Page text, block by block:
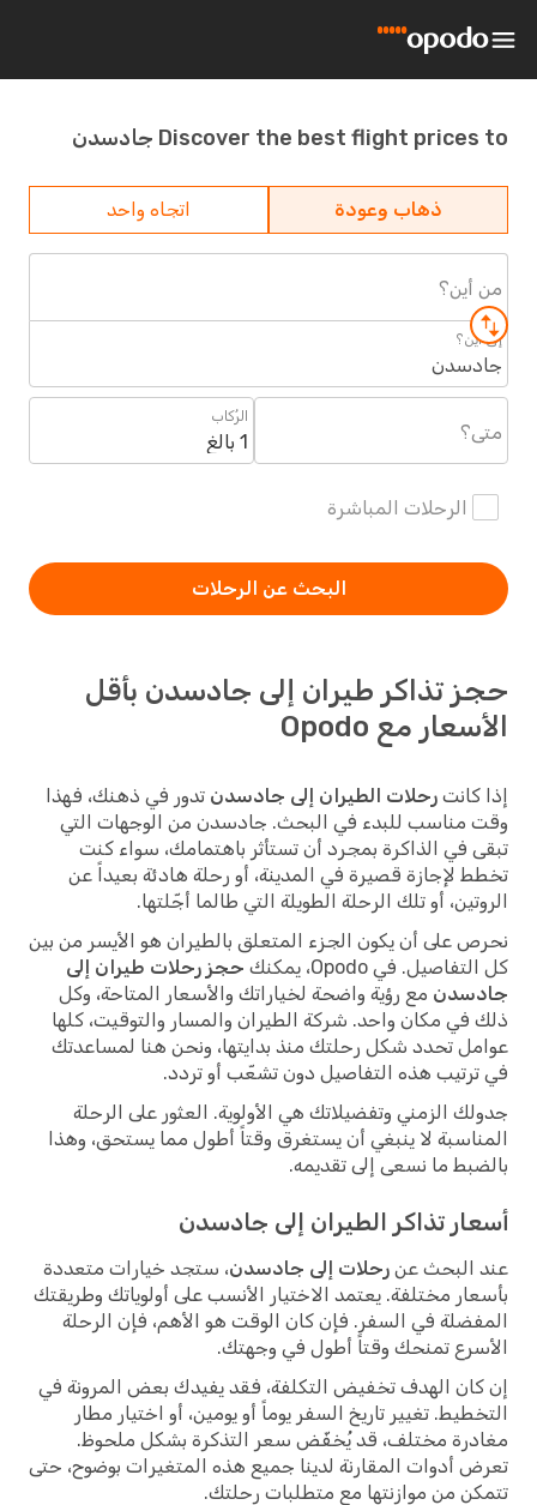
Discover the best flight prices to جادسدن
ذهاب وعودة اتجاه واحد
من أين؟
إلى أين؟
جادسدن
متى؟
الرُكاب
1 بالغ
الرحلات المباشرة
البحث عن الرحلات
حجز تذاكر طيران إلى جادسدن بأقل
الأسعار مع Opodo
إذا كانت رحلات الطيران إلى جادسدن تدور في ذهنك، فهذا
وقت مناسب للبدء في البحث. جادسدن من الوجهات التي
تبقى في الذاكرة بمجرد أن تستأثر باهتمامك، سواء كنت
تخطط لإجازة قصيرة في المدينة، أو رحلة هادئة بعيداً عن
الروتين، أو تلك الرحلة الطويلة التي طالما أجّلتها.
نحرص على أن يكون الجزء المتعلق بالطيران هو الأيسر من بين
كل التفاصيل. في Opodo، يمكنك
حجز رحلات طيران إلى
جادسدن مع رؤية واضحة لخياراتك والأسعار المتاحة، وكل
ذلك في مكان واحد. شركة الطيران والمسار والتوقيت، كلها
عوامل تحدد شكل رحلتك منذ بدايتها، ونحن هنا لمساعدتك
في ترتيب هذه التفاصيل دون تشعّب أو تردد.
جدولك الزمني وتفضيلاتك هي الأولوية. العثور على الرحلة
المناسبة لا ينبغي أن يستغرق وقتاً أطول مما يستحق، وهذا
بالضبط ما نسعى إلى تقديمه.
أسعار تذاكر الطيران إلى جادسدن
عند البحث عن رحلات إلى جادسدن، ستجد خيارات متعددة
بأسعار مختلفة. يعتمد الاختيار الأنسب على أولوياتك وطريقتك
المفضلة في السفر. فإن كان الوقت هو الأهم، فإن الرحلة
الأسرع تمنحك وقتاً أطول في وجهتك.
إن كان الهدف تخفيض التكلفة، فقد يفيدك بعض المرونة في
التخطيط. تغيير تاريخ السفر يوماً أو يومين، أو اختيار مطار
مغادرة مختلف، قد يُخفّض سعر التذكرة بشكل ملحوظ.
تعرض أدوات المقارنة لدينا جميع هذه المتغيرات بوضوح، حتى
تتمكن من موازنتها مع متطلبات رحلتك.